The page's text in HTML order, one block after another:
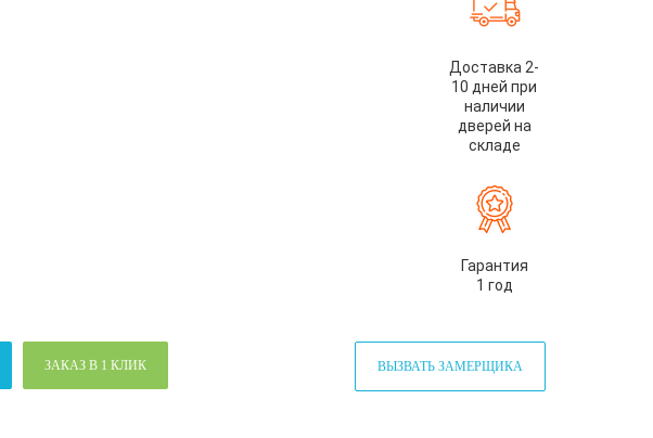
Доставка 2-
10 дней при
наличии
дверей на
складе
Гарантия
1 год
ЗАКАЗ В 1 КЛИК ВЫЗВАТЬ ЗАМЕРЩИКА